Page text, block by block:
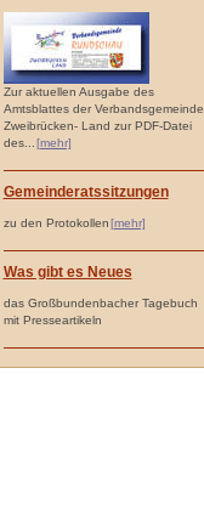
Zur aktuellen Ausgabe des
Amtsblattes der Verbandsgemeinde
Zweibrücken- Land zur PDF-Datei
des...
[mehr]
Gemeinderatssitzungen
zu den Protokollen[mehr]
Was gibt es Neues
das Großbundenbacher Tagebuch
mit Presseartikeln